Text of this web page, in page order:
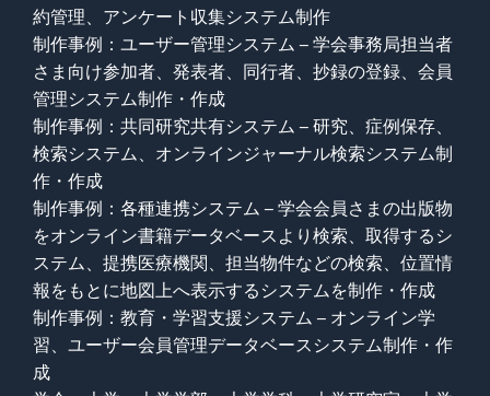
約管理、アンケート収集システム制作
制作事例：ユーザー管理システム – 学会事務局担当者
さま向け参加者、発表者、同行者、抄録の登録、会員
管理システム制作・作成
制作事例：共同研究共有システム – 研究、症例保存、
検索システム、オンラインジャーナル検索システム制
作・作成
制作事例：各種連携システム – 学会会員さまの出版物
をオンライン書籍データベースより検索、取得するシ
ステム、提携医療機関、担当物件などの検索、位置情
報をもとに地図上へ表示するシステムを制作・作成
制作事例：教育・学習支援システム – オンライン学
習、ユーザー会員管理データベースシステム制作・作
成